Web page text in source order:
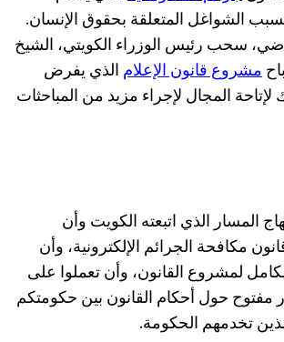
الشواغل المتعلقة بحقوق الإنسان.
سحب رئيس الوزراء الكويتي، الشيخ
مشروع قانون الإعلام الذي يفرض
لإتاحة المجال لإجراء مزيد من المباحثات
المسار الذي اتبعته الكويت وأن
مكافحة الجرائم الإلكترونية، وأن
لمشروع القانون، وأن تعملوا على
مفتوح حول أحكام القانون بين حكومتكم
تخدمهم الحكومة.